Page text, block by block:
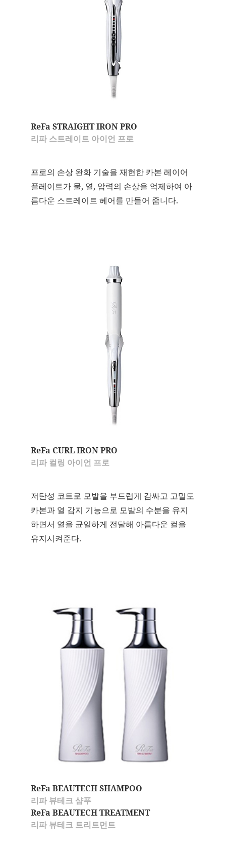
ReFa STRAIGHT IRON PRO
리파 스트레이트 아이언 프로
프로의 손상 완화 기술을 재현한 카본 레이어
플레이트가 물, 열, 압력의 손상을 억제하여 아
름다운 스트레이트 헤어를 만들어 줍니다.
ReFa CURL IRON PRO
리파 컬링 아이언 프로
저탄성 코트로 모발을 부드럽게 감싸고 고밀도
카본과 열 감지 기능으로 모발의 수분을 유지
하면서 열을 균일하게 전달해 아름다운 컬을
유지시켜준다.
ReFa BEAUTECH SHAMPOO
리파 뷰테크 샴푸
ReFa BEAUTECH TREATMENT
리파 뷰테크 트리트먼트